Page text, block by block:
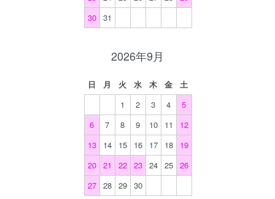
30
31
2026年9月
日 月 火 水 木 金
土
1
2 3 4
5
6
7 8 9 10 11
12
13
14 15 16 17 18
19
20
21 22 23 24 25
26
27
28 29 30